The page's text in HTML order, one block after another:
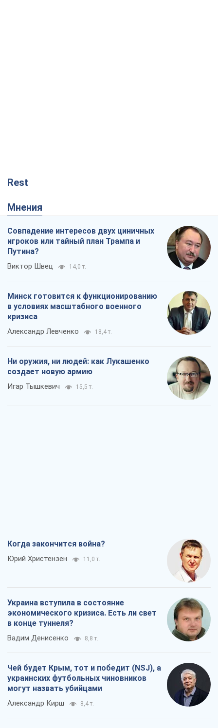
Rest
Мнения
Совпадение интересов двух циничных
игроков или тайный план Трампа и
Путина?
Виктор Швец 14,0 т.
Минск готовится к функционированию
в условиях масштабного военного
кризиса
Александр Левченко 18,4 т.
Ни оружия, ни людей: как Лукашенко
создает новую армию
Игар Тышкевич 15,5 т.
Когда закончится война?
Юрий Христензен 11,0 т.
Украина вступила в состояние
экономического кризиса. Есть ли свет
в конце туннеля?
Вадим Денисенко 8,8 т.
Чей будет Крым, тот и победит (NSJ), а
украинских футбольных чиновников
могут назвать убийцами
Александр Кирш 8,4 т.